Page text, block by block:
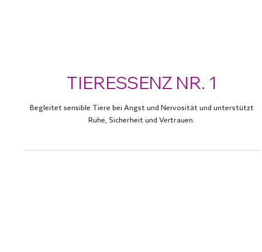
TIERESSENZ NR. 1
Ruhe, Sicherheit und Vertrauen.